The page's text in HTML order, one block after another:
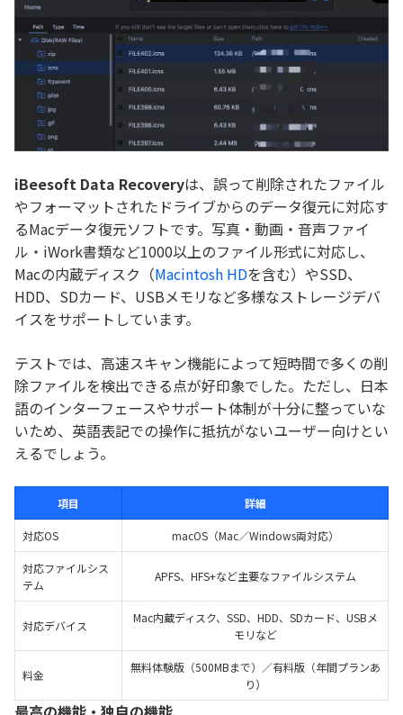
iBeesoft Data Recoveryは、誤って削除されたファイル
やフォーマットされたドライブからのデータ復元に対応す
るMacデータ復元ソフトです。写真・動画・音声ファイ
ル・iWork書類など1000以上のファイル形式に対応し、
Macの内蔵ディスク（Macintosh HDを含む）やSSD、
HDD、SDカード、USBメモリなど多様なストレージデバ
イスをサポートしています。
テストでは、高速スキャン機能によって短時間で多くの削
除ファイルを検出できる点が好印象でした。ただし、日本
語のインターフェースやサポート体制が十分に整っていな
いため、英語表記での操作に抵抗がないユーザー向けとい
えるでしょう。
項目 詳細
対応OS macOS（Mac／Windows両対応）
対応ファイルシス
テム
APFS、HFS+など主要なファイルシステム
対応デバイス
Mac内蔵ディスク、SSD、HDD、SDカード、USBメ
モリなど
料金
無料体験版（500MBまで）／有料版（年間プランあ
り）